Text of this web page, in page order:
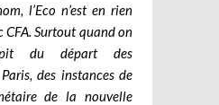
l’Eco n’est en rien
Surtout quand on
du départ des
des instances de
de la nouvelle